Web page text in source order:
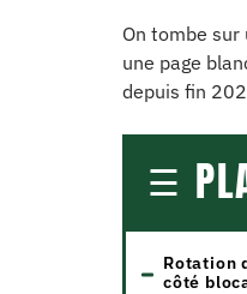
On tombe sur
une page
depuis fin
Rotation
côté